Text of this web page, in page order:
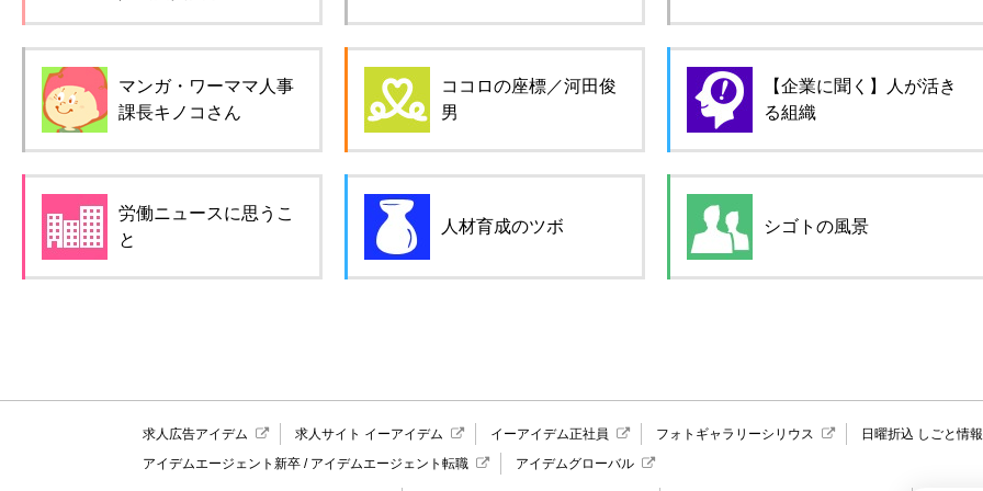
マンガ・ワーママ人事
課長キノコさん
ココロの座標／河田俊
男
【企業に聞く】人が活き
る組織
労働ニュースに思うこ
と
人材育成のツボ シゴトの風景
求人広告アイデム 求人サイト イーアイデム イーアイデム正社員 フォトギャラリーシリウス 日曜折込 しごと情
アイデムエージェント新卒 / アイデムエージェント転職 アイデムグローバル